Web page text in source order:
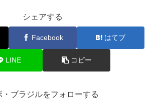
シェアする
Facebook はてブ
LINE コピー
・ブラジルをフォローする